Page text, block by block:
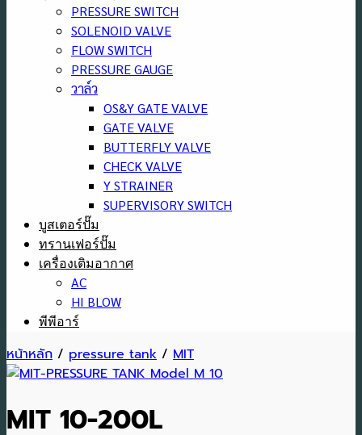
PRESSURE SWITCH
SOLENOID VALVE
FLOW SWITCH
PRESSURE GAUGE
วาล์ว
OS&Y GATE VALVE
GATE VALVE
BUTTERFLY VALVE
CHECK VALVE
Y STRAINER
SUPERVISORY SWITCH
บูสเตอร์ปั๊ม
ทรานเฟอร์ปั๊ม
เครื่องเติมอากาศ
AC
HI BLOW
พีพีอาร์
หน้าหลัก / pressure tank / MIT
MIT 10-200L